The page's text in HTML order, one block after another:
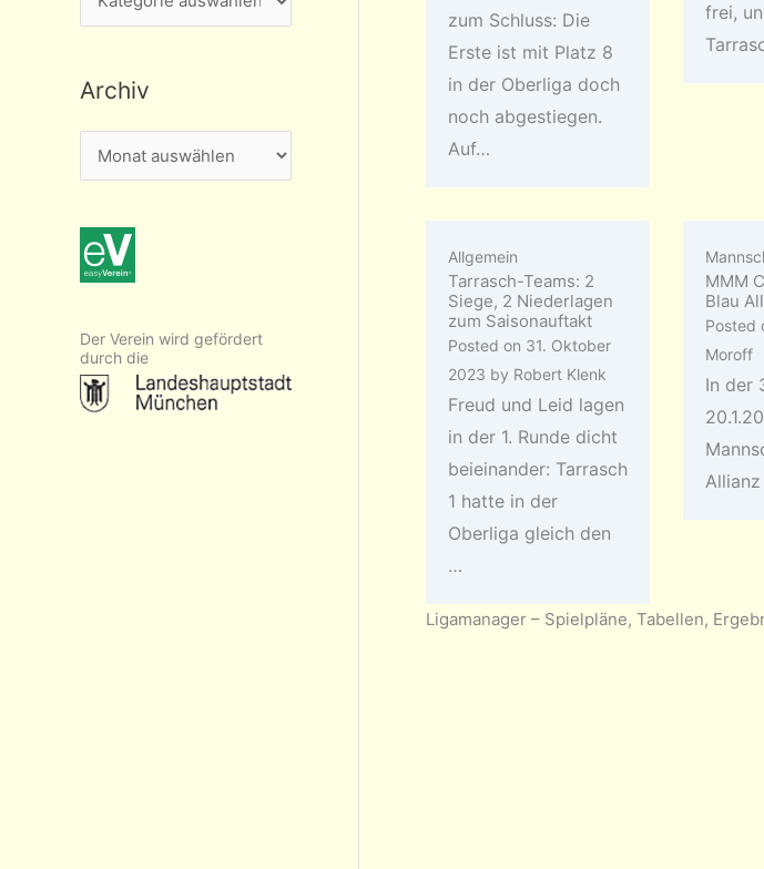
k
u
e
s
Archiv
r
h
i
Der Verein wird gefördert
durch die
zum Schluss: Die
Erste ist mit Platz 8
in der Oberliga doch
noch abgestiegen.
Auf…
frei,
Allgemein
Tarrasch-Teams: 2
Siege, 2 Niederlagen
zum Saisonauftakt
Posted on 31. Oktober
2023 by Robert Klenk
Freud und Leid lagen
in der 1. Runde dicht
beieinander: Tarrasch
1 hatte in der
Oberliga gleich den
…
MMM
Blau
Posted
Moroff
In der
Ligamanager – Spielpläne, Tabellen,